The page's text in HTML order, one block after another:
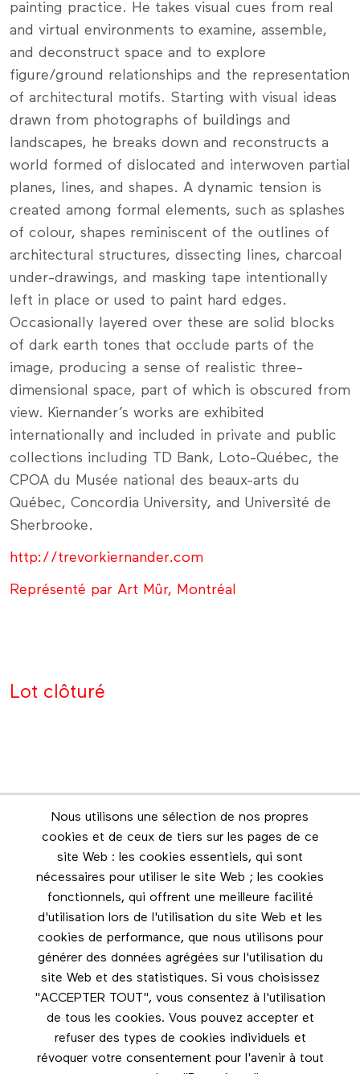
painting practice. He takes visual cues from real
and virtual environments to examine, assemble,
and deconstruct space and to explore
figure/ground relationships and the representation
of architectural motifs. Starting with visual ideas
drawn from photographs of buildings and
landscapes, he breaks down and reconstructs a
world formed of dislocated and interwoven partial
planes, lines, and shapes. A dynamic tension is
created among formal elements, such as splashes
of colour, shapes reminiscent of the outlines of
architectural structures, dissecting lines, charcoal
under-drawings, and masking tape intentionally
left in place or used to paint hard edges.
Occasionally layered over these are solid blocks
of dark earth tones that occlude parts of the
image, producing a sense of realistic three-
dimensional space, part of which is obscured from
view. Kiernander’s works are exhibited
internationally and included in private and public
collections including TD Bank, Loto-Québec, the
CPOA du Musée national des beaux-arts du
Québec, Concordia University, and Université de
Sherbrooke.
http://trevorkiernander.com
Représenté par Art Mûr, Montréal
Lot clôturé
Nous utilisons une sélection de nos propres
cookies et de ceux de tiers sur les pages de ce
site Web : les cookies essentiels, qui sont
nécessaires pour utiliser le site Web ; les cookies
fonctionnels, qui offrent une meilleure facilité
d'utilisation lors de l'utilisation du site Web et les
cookies de performance, que nous utilisons pour
générer des données agrégées sur l'utilisation du
site Web et des statistiques. Si vous choisissez
"ACCEPTER TOUT", vous consentez à l'utilisation
de tous les cookies. Vous pouvez accepter et
refuser des types de cookies individuels et
révoquer votre consentement pour l'avenir à tout
Infolettre
Restez en contact grâce à l'infolettre
Footer menu
Les éditions Esse
Instagram
Facebook
Nous contacter